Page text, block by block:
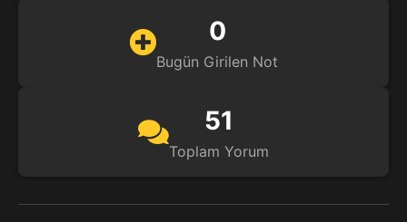
0
Bugün Girilen Not
51
Toplam Yorum